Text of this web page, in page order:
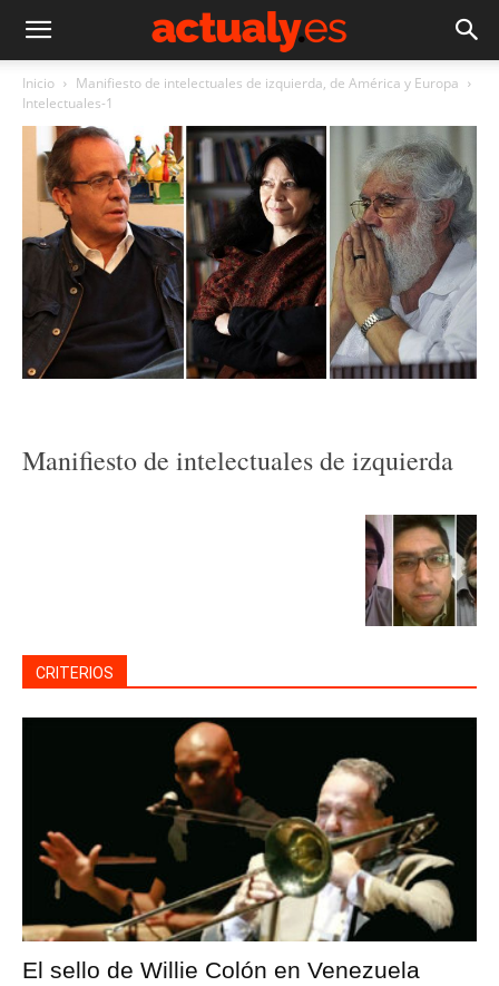
Inicio
Manifiesto de intelectuales de izquierda, de América y Europa
Intelectuales-1
Manifiesto de intelectuales de izquierda
CRITERIOS
El sello de Willie Colón en Venezuela